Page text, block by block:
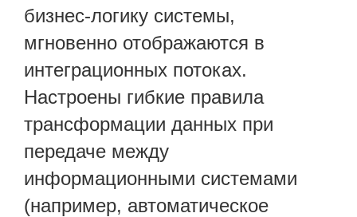
бизнес-логику системы,
мгновенно отображаются в
интеграционных потоках.
Настроены гибкие правила
трансформации данных при
передаче между
информационными системами
(например, автоматическое